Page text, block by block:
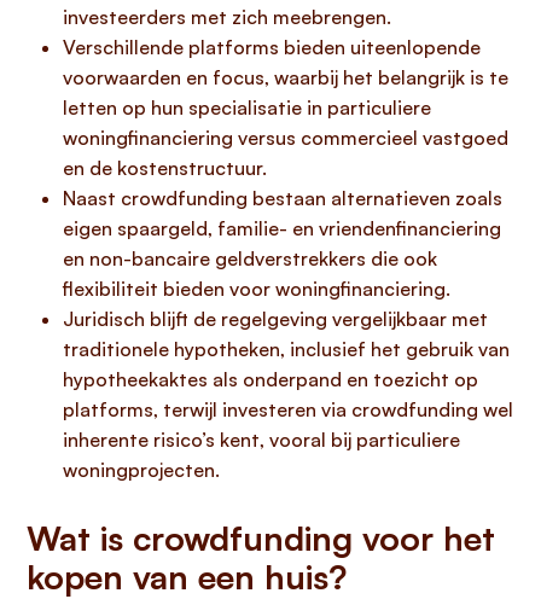
investeerders met zich meebrengen.
Verschillende platforms bieden uiteenlopende
voorwaarden en focus, waarbij het belangrijk is te
letten op hun specialisatie in particuliere
woningfinanciering versus commercieel vastgoed
en de kostenstructuur.
Naast crowdfunding bestaan alternatieven zoals
eigen spaargeld, familie- en vriendenfinanciering
en non-bancaire geldverstrekkers die ook
flexibiliteit bieden voor woningfinanciering.
Juridisch blijft de regelgeving vergelijkbaar met
traditionele hypotheken, inclusief het gebruik van
hypotheekaktes als onderpand en toezicht op
platforms, terwijl investeren via crowdfunding wel
inherente risico’s kent, vooral bij particuliere
woningprojecten.
Wat is crowdfunding voor het
kopen van een huis?